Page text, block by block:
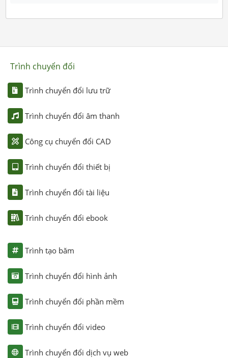
Trình chuyển đổi
Trình chuyển đổi lưu trữ
Trình chuyển đổi âm thanh
Công cụ chuyển đổi CAD
Trình chuyển đổi thiết bị
Trình chuyển đổi tài liệu
Trình chuyển đổi ebook
Trình tạo băm
Trình chuyển đổi hình ảnh
Trình chuyển đổi phần mềm
Trình chuyển đổi video
Trình chuyển đổi dịch vụ web